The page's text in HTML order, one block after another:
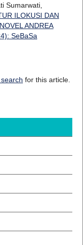
Sumarwati,
ILOKUSI DAN
ANDREA
SeBaSa
for this article.